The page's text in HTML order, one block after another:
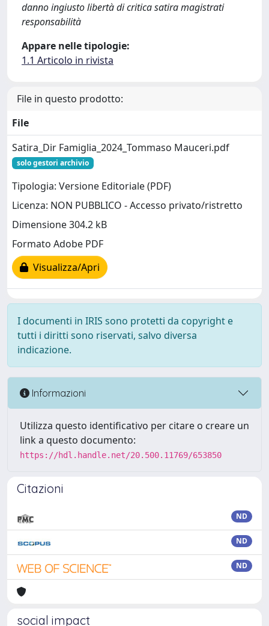
danno ingiusto libertà di critica satira magistrati
responsabilità
Appare nelle tipologie:
1.1 Articolo in rivista
File in questo prodotto:
File
Satira_Dir Famiglia_2024_Tommaso Mauceri.pdf
solo gestori archivio
Tipologia: Versione Editoriale (PDF)
Licenza: NON PUBBLICO - Accesso privato/ristretto
Dimensione 304.2 kB
Formato Adobe PDF
Visualizza/Apri
I documenti in IRIS sono protetti da copyright e
tutti i diritti sono riservati, salvo diversa
indicazione.
Informazioni
Utilizza questo identificativo per citare o creare un
link a questo documento:
https://hdl.handle.net/20.500.11769/653850
Citazioni
ND
ND
ND
social impact